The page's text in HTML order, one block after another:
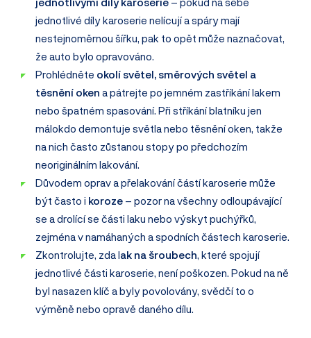
jednotlivé díly karoserie nelícují a spáry mají
nestejnoměrnou šířku, pak to opět může naznačovat,
že auto bylo opravováno.
Prohlédněte okolí světel, směrových světel a
těsnění oken a pátrejte po jemném zastříkání lakem
nebo špatném spasování. Při stříkání blatníku jen
málokdo demontuje světla nebo těsnění oken, takže
na nich často zůstanou stopy po předchozím
neoriginálním lakování.
Důvodem oprav a přelakování částí karoserie může
být často i koroze– pozor na všechny odloupávající
se a drolící se části laku nebo výskyt puchýřků,
zejména v namáhaných a spodních částech karoserie.
Zkontrolujte, zda lak na šroubech, které spojují
jednotlivé části karoserie, není poškozen. Pokud na ně
byl nasazen klíč a byly povolovány, svědčí to o
výměně nebo opravě daného dílu.